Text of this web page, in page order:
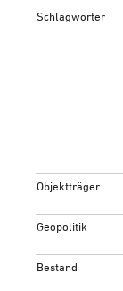
Schlagwörter
Objektträger
Geopolitik
Bestand